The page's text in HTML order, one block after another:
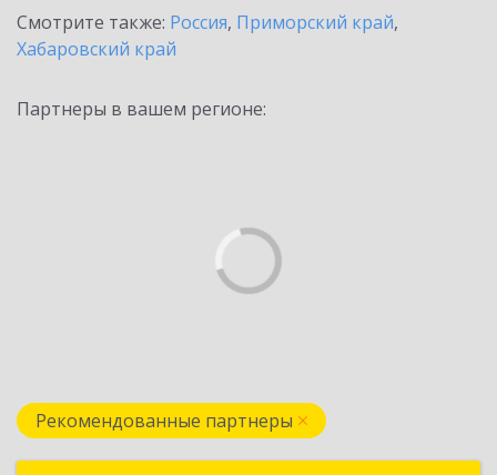
Смотрите также: Россия, Приморский край,
Хабаровский край
Партнеры в вашем регионе:
Рекомендованные партнеры